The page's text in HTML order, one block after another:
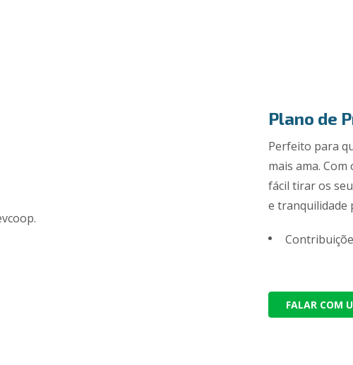
Plano de
Perfeito para
mais ama.
fácil tirar os
e tranquilidade
FALAR COM